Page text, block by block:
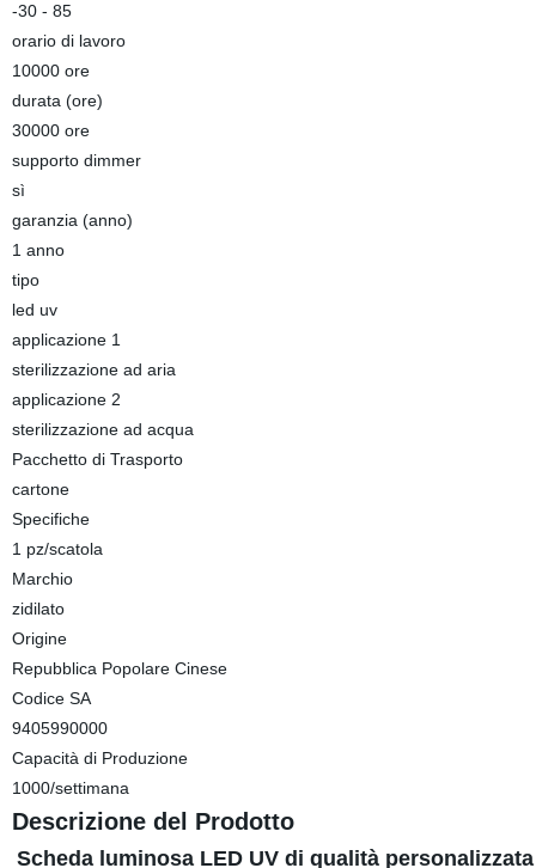
-30 - 85
orario di lavoro
10000 ore
durata (ore)
30000 ore
supporto dimmer
sì
garanzia (anno)
1 anno
tipo
led uv
applicazione 1
sterilizzazione ad aria
applicazione 2
sterilizzazione ad acqua
Pacchetto di Trasporto
cartone
Specifiche
1 pz/scatola
Marchio
zidilato
Origine
Repubblica Popolare Cinese
Codice SA
9405990000
Capacità di Produzione
1000/settimana
Descrizione del Prodotto
Scheda luminosa LED UV di qualità